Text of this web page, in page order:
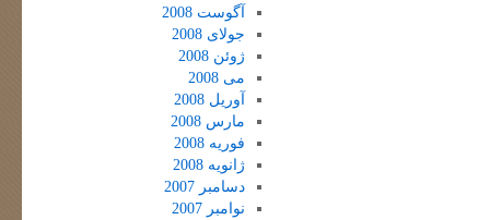
آگوست 2008
جولای 2008
ژوئن 2008
می 2008
آوریل 2008
مارس 2008
فوریه 2008
ژانویه 2008
دسامبر 2007
نوامبر 2007